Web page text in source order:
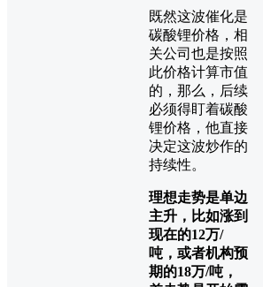
既然这波催化是
碳酸锂价格，相
关公司也是按照
此价格计算市值
的，那么，后续
必须得盯着碳酸
锂价格，他直接
决定这波炒作的
持续性。
理想走势是单边
主升，比如涨到
现在的12万/
吨，或者机构预
期的18万/吨，